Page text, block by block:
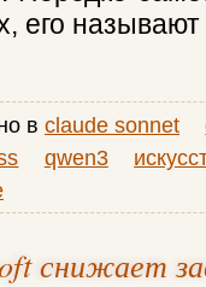
его
в claude sonnet
qwen3
снижает